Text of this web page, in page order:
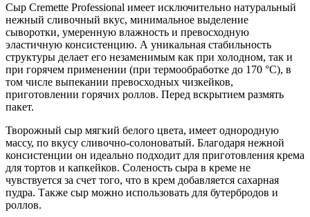
Сыр Cremette Professional имеет исключительно натуральный
нежный сливочный вкус, минимальное выделение
сыворотки, умеренную влажность и превосходную
эластичную консистенцию. А уникальная стабильность
структуры делает его незаменимым как при холодном, так и
при горячем применении (при термообработке до 170 °С), в
том числе выпекании превосходных чизкейков,
приготовлении горячих роллов. Перед вскрытием размять
пакет.
Творожный сыр мягкий белого цвета, имеет однородную
массу, по вкусу сливочно-солоноватый. Благодаря нежной
консистенции он идеально подходит для приготовления крема
для тортов и капкейков. Соленость сыра в креме не
чувствуется за счет того, что в крем добавляется сахарная
пудра. Также сыр можно использовать для бутербродов и
роллов.